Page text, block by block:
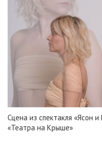
Сцена из спектакля «Ясон
«Театра на Крыше»